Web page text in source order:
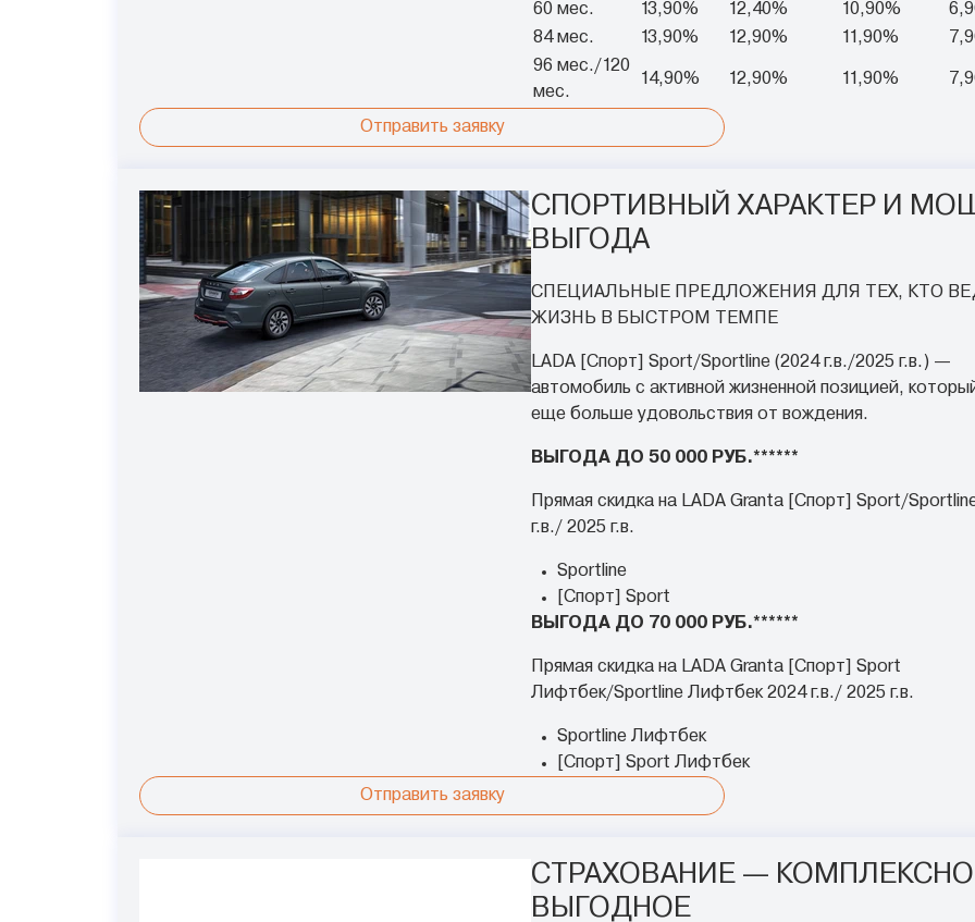
60 мес.
13,90% 12,40% 10,90%
84 мес.
13,90% 12,90% 11,90%
96 мес./120
мес.
14,90% 12,90% 11,90%
Отправить заявку
СПОРТИВНЫЙ ХАРАКТЕР И
ВЫГОДА
СПЕЦИАЛЬНЫЕ ПРЕДЛОЖЕНИЯ ДЛЯ ТЕХ, КТО
ЖИЗНЬ В БЫСТРОМ ТЕМПЕ
LADA [Спорт] Sport/Sportline (2024 г.в./2025 г.в.) —
автомобиль с активной жизненной позицией,
еще больше удовольствия от вождения.
ВЫГОДА ДО 50 000 РУБ.******
Прямая скидка на LADA Granta [Спорт] Sport/
г.в./ 2025 г.в.
Sportline
[Спорт] Sport
ВЫГОДА ДО 70 000 РУБ.******
Прямая скидка на LADA Granta [Спорт] Sport
Лифтбек/Sportline Лифтбек 2024 г.в./ 2025 г.в.
Sportline Лифтбек
[Спорт] Sport Лифтбек
Отправить заявку
СТРАХОВАНИЕ —
ВЫГОДНОЕ